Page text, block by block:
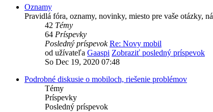
Oznamy
Pravidlá fóra, oznamy, novinky, miesto pre vaše otázky,
42 Témy
64 Príspevky
Posledný príspevok Re: Novy mobil
od užívateľa Gaaspi Zobraziť posledný príspevok
So Dec 19, 2020 07:48
Podrobné diskusie o mobiloch, riešenie problémov
Témy
Príspevky
Posledný príspevok